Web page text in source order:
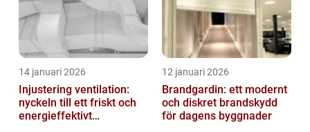
14 januari 2026
Injustering ventilation:
nyckeln till ett friskt och
energieffektivt
12 januari 2026
Brandgardin: ett modernt
och diskret brandskydd
för dagens byggnader